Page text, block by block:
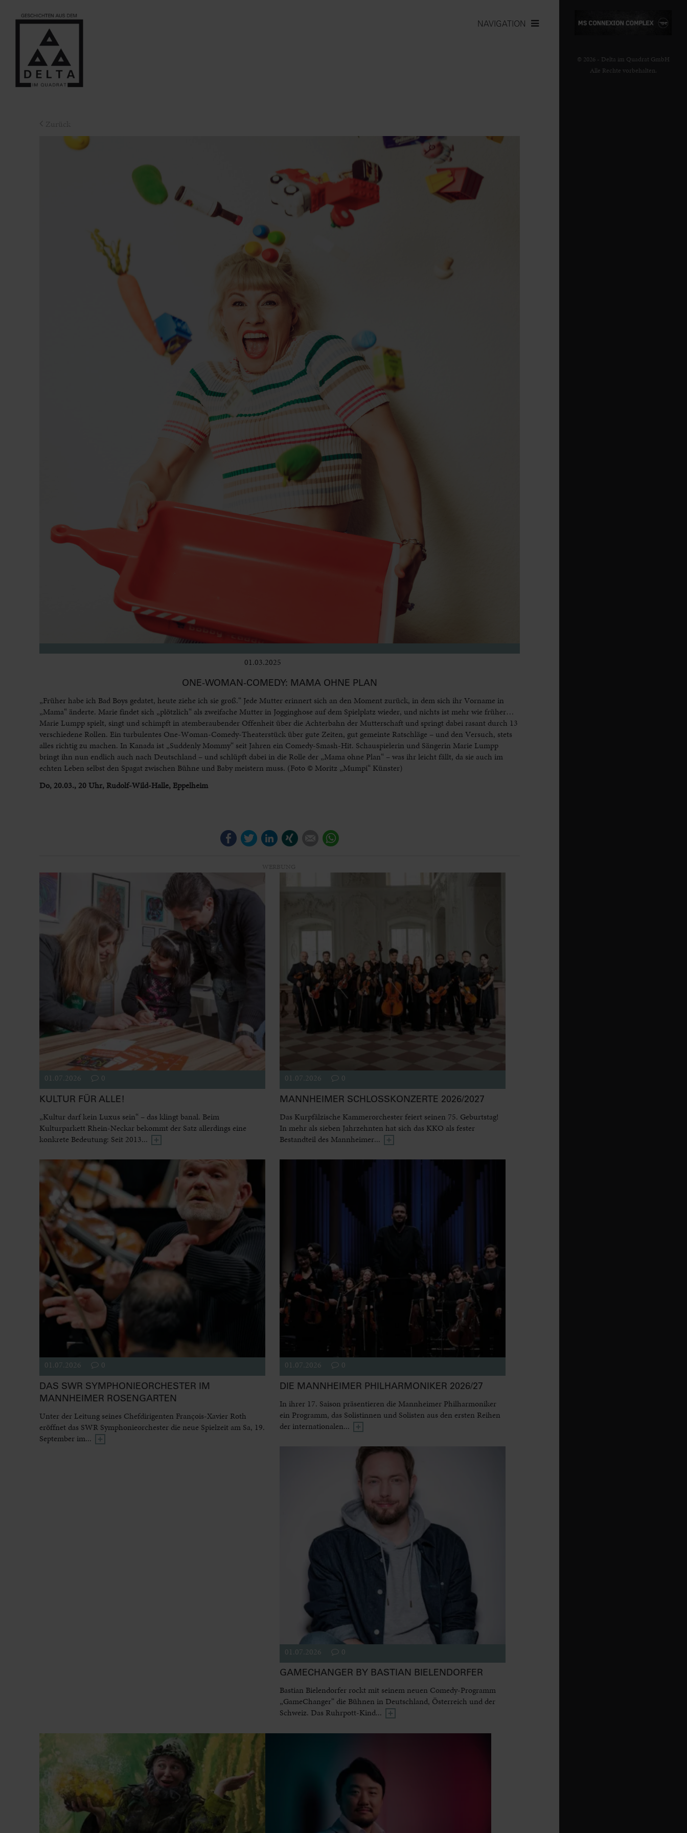
NAVIGATION
01.03.2025
ONE-WOMAN-COMEDY: MAMA OHNE PLAN
„Früher habe ich Bad Boys gedatet, heute ziehe ich sie groß.“ Jede Mutter erinnert sich an den Moment zurück, in dem sich ihr Vorname in
„Mama“ änderte. Marie findet sich „plötzlich“ als zweifache Mutter in Jogginghose auf dem Spielplatz wieder, und nichts ist mehr wie früher…
Marie Lumpp spielt, singt und schimpft in atemberaubender Offenheit über die Achterbahn der Mutterschaft und springt dabei rasant durch 13
verschiedene Rollen. Ein turbulentes One-Woman-Comedy-Theaterstück über gute Zeiten, gut gemeinte Ratschläge – und den Versuch, stets
alles richtig zu machen. In Kanada ist „Suddenly Mommy“ seit Jahren ein Comedy-Smash-Hit. Schauspielerin und Sängerin Marie Lumpp
bringt ihn nun endlich auch nach Deutschland – und schlüpft dabei in die Rolle der „Mama ohne Plan“ – was ihr leicht fällt, da sie auch im
echten Leben selbst den Spagat zwischen Bühne und Baby meistern muss. (Foto © Moritz „Mumpi“ Künster)
Do, 20.03., 20 Uhr, Rudolf-Wild-Halle, Eppelheim
FacebookTwitterLinkedIn E-mail
01.07.2026 0
KULTUR FÜR ALLE!
„Kultur darf kein Luxus sein“ – das klingt banal. Beim
Kulturparkett Rhein-Neckar bekommt der Satz allerdings eine
konkrete Bedeutung: Seit 2013...
01.07.2026 0
MANNHEIMER SCHLOSSKONZERTE 2026/2027
Das Kurpfälzische Kammerorchester feiert seinen 75. Geburtstag!
In mehr als sieben Jahrzehnten hat sich das KKO als fester
Bestandteil des Mannheimer...
01.07.2026 0
DAS SWR SYMPHONIEORCHESTER IM
MANNHEIMER ROSENGARTEN
Unter der Leitung seines Chefdirigenten François-Xavier Roth
eröffnet das SWR Symphonieorchester die neue Spielzeit am Sa, 19.
September im...
01.07.2026 0
DIE MANNHEIMER PHILHARMONIKER 2026/27
In ihrer 17. Saison präsentieren die Mannheimer Philharmoniker
ein Programm, das Solistinnen und Solisten aus den ersten Reihen
der internationalen...
01.07.2026 0
GAMECHANGER BY BASTIAN BIELENDORFER
Bastian Bielendorfer rockt mit seinem neuen Comedy-Programm
„GameChanger“ die Bühnen in Deutschland, Österreich und der
Schweiz. Das Ruhrpott-Kind...
© 2026 - Delta im Quadrat GmbH
Alle Rechte vorbehalten.